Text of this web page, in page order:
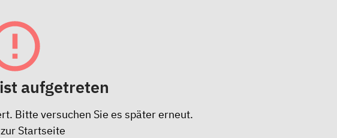
aufgetreten
Bitte versuchen Sie es später erneut.
Startseite